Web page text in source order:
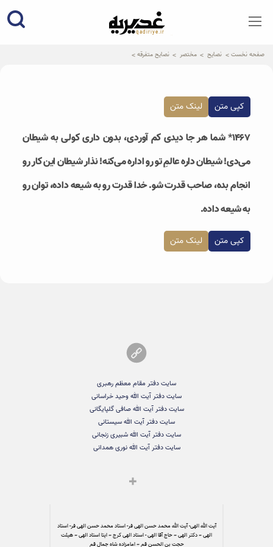
qadiriye.ir
نشریه ی غدیریه-بیانات استاد
صفحه نخست نصایح مختصر نصایح متفرقه
کپی متن لینک متن
۱۴۶۷* شما هر جا دیدی کم آوردی، بدون داری کولی به شیطان
می‌دی! شیطان داره عالمِ تو رو اداره می‌کنه! نذار شیطان این کار رو
انجام بده، صاحب قدرت شو. خدا قدرت رو به شیعه داده، توان رو
به شیعه داده.
کپی متن لینک متن
سایت دفتر مقام معظم رهبری
سایت دفتر آیت الله وحید خراسانی
سایت دفتر آیت الله صافی گلپایگانی
سایت دفتر آیت الله سیستانی
سایت دفتر آیت الله شبیری زنجانی
سایت دفتر آیت الله نوری همدانی
آیت الله الهی- آیت الله محمد حسن الهی فر- استاد محمد حسن الهی فر- استاد
الهی – دکتر الهی – حاج آقا الهی - استاد الهی کرج – ایتا استاد الهی – هیئت
حجت بن الحسن قم – امامزاده شاه جمال قم